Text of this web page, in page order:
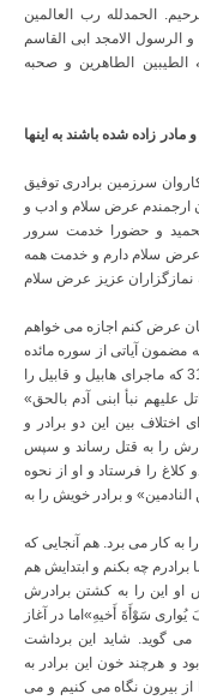
الحمدلله رب العالمین
و الرسول الامجد ابی القاسم
الطاهرین و صحبه
زاده شده باشند به اینها
سرزمین برادری توفیق
ارجمندم عرض سلام و ادب و
و حضورا خدمت سرور
عرض سلام دارم و خدمت همه
عزیز عرض سلام
عرض کنم اجازه می خواهم
مضمون آیاتی از سوره مائده
ارجاع بدهم. خداوند متعال در سوره مائده از ایه 27 تا 31 که ماجرای هابیل و قابیل را
27 با این عبارت «واتل علیهم نبأ ابنی آدم بالحق»
اختلاف بین این دو برادر و
را به قتل رساند و سپس
کلاغ را فرستاد و او از نحوه
و برادر خویش را به
اخ و برادر را به کار می برد. هم آنجایی که
چه بکنم و ابتدایش هم
این را به کشتن برادرش
سَوْأَةَ أَخیهِ»اما در آغاز
می گوید. شاید این برداشت
و هرچند خون این برادر به
از بیرون نگاه می کنیم و می